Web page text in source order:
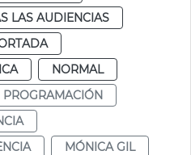
LAS AUDIENCIAS
NORMAL
PROGRAMACIÓN
MÓNICA GIL